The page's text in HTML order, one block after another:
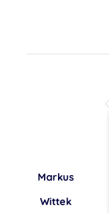
Markus
Wittek